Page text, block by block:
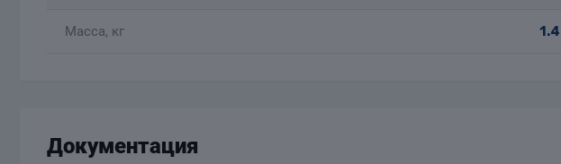
Масса, кг 1.4
Документация